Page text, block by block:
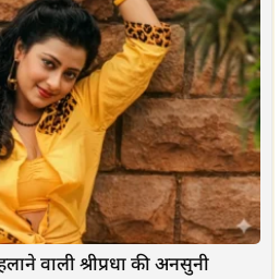
वाली श्रीप्रधा की अनसुनी